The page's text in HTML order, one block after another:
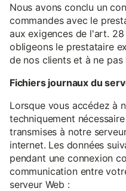
Nous avons conclu un
commandes avec le
aux exigences de l'art. 28
obligeons le prestataire
de nos clients et à ne
Fichiers journaux du
Lorsque vous accédez à
techniquement
transmises à notre
internet. Les données
pendant une connexion
communication entre
serveur Web :